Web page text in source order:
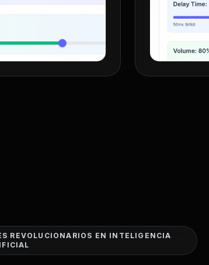
REVOLUCIONARIOS EN INTELIGENCIA